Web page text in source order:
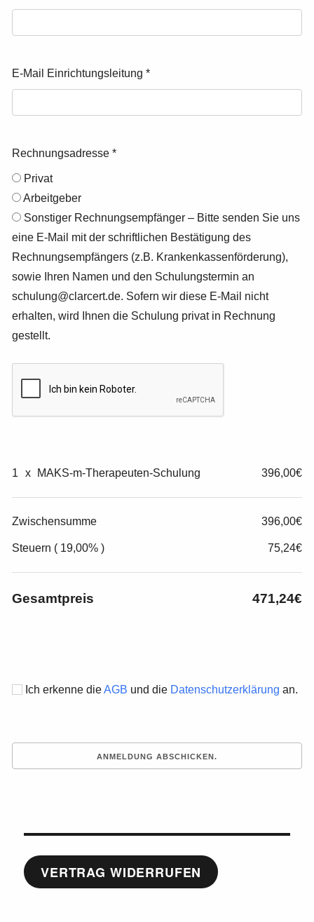
E-Mail Einrichtungsleitung*
Rechnungsadresse*
Privat
Arbeitgeber
Sonstiger Rechnungsempfänger – Bitte senden Sie uns
eine E-Mail mit der schriftlichen Bestätigung des
Rechnungsempfängers (z.B. Krankenkassenförderung),
sowie Ihren Namen und den Schulungstermin an
schulung@clarcert.de. Sofern wir diese E-Mail nicht
erhalten, wird Ihnen die Schulung privat in Rechnung
gestellt.
1 x MAKS-m-Therapeuten-Schulung 396,00€
Zwischensumme 396,00€
Steuern ( 19,00% ) 75,24€
Gesamtpreis 471,24€
Ich erkenne dieAGB und die Datenschutzerklärung an.
VERTRAG WIDERRUFEN